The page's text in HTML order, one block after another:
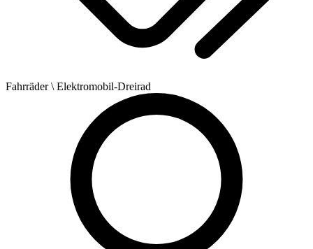
Fahrräder\ Elektromobil-Dreirad